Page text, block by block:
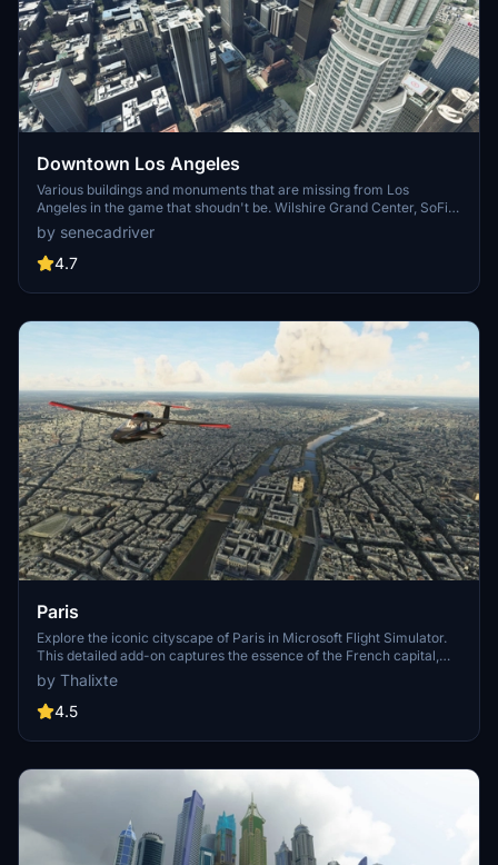
Downtown Los Angeles
Various buildings and monuments that are missing from Los
Angeles in the game that shoudn't be. Wilshire Grand Center, SoFi
Stadium, 801 S Grand, 825 S Hill, 888 S Hope, 1000 Grand, Apex the
One, Atelier, Aven Apartments, Metropolis Towers, Level Los
Angeles
by senecadriver
4.7
Paris
Explore the iconic cityscape of Paris in Microsoft Flight Simulator.
This detailed add-on captures the essence of the French capital,
featuring famous landmarks and architectural marvels. With
accurate GPS coordinates, immerse yourself in the beauty of Paris,
known for its historical significance and vibrant culture. Download
perspective.
by Thalixte
4.5